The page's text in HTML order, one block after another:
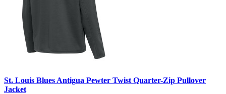
St. Louis Blues Antigua Pewter Twist Quarter-Zip Pullover
Jacket